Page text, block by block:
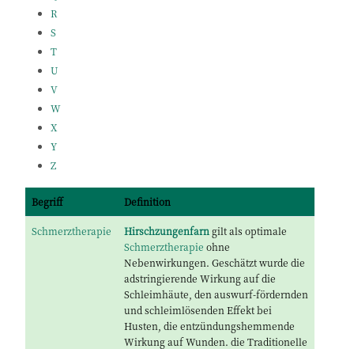
R
S
T
U
V
W
X
Y
Z
Begriff Definition
Schmerztherapie Hirschzungenfarn gilt als optimale
Schmerztherapie ohne
Nebenwirkungen. Geschätzt wurde die
adstringierende Wirkung auf die
Schleimhäute, den auswurf-fördernden
und schleimlösenden Effekt bei
Husten, die entzündungshemmende
Wirkung auf Wunden. die Traditionelle